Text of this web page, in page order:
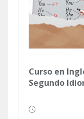
Curso en
Segundo